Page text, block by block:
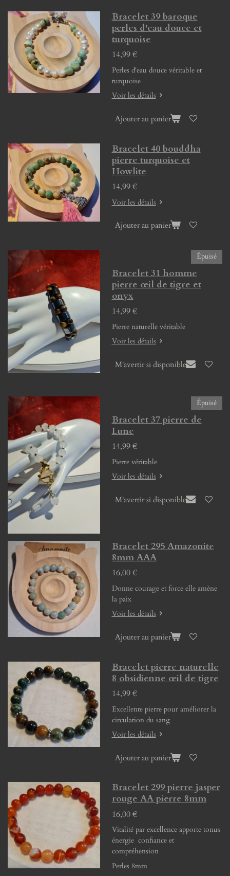
Bracelet 39 baroque
perles d'eau douce et
turquoise
14,99 €
Perles d'eau douce véritable et
turquoise
Voir les détails
Ajouter au panier
Bracelet 40 bouddha
pierre turquoise et
Howlite
14,99 €
Voir les détails
Ajouter au panier
Épuisé
Bracelet 31 homme
pierre œil de tigre et
onyx
14,99 €
Pierre naturelle véritable
Voir les détails
M'avertir si disponible
Épuisé
Bracelet 37 pierre de
Lune
14,99 €
Pierre véritable
Voir les détails
M'avertir si disponible
Bracelet 295 Amazonite
8mm AAA
16,00 €
Donne courage et force elle amène
la paix
Voir les détails
Ajouter au panier
Bracelet pierre naturelle
8 obsidienne œil de tigre
14,99 €
Excellente pierre pour améliorer la
circulation du sang
Voir les détails
Ajouter au panier
Bracelet 299 pierre jasper
rouge AA pierre 8mm
16,00 €
Vitalité par excellence apporte tonus
énergie confiance et
compréhension
Perles 8mm